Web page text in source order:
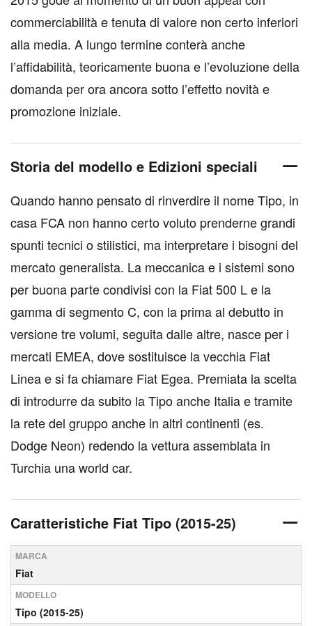
commerciabilità e tenuta di valore non certo inferiori
alla media. A lungo termine conterà anche
l’affidabilità, teoricamente buona e l’evoluzione della
domanda per ora ancora sotto l’effetto novità e
promozione iniziale.
Storia del modello e Edizioni speciali
Quando hanno pensato di rinverdire il nome Tipo, in
casa FCA non hanno certo voluto prenderne grandi
spunti tecnici o stilistici, ma interpretare i bisogni del
mercato generalista. La meccanica e i sistemi sono
per buona parte condivisi con la Fiat 500 L e la
gamma di segmento C, con la prima al debutto in
versione tre volumi, seguita dalle altre, nasce per i
mercati EMEA, dove sostituisce la vecchia Fiat
Linea e si fa chiamare Fiat Egea. Premiata la scelta
di introdurre da subito la Tipo anche Italia e tramite
la rete del gruppo anche in altri continenti (es.
Dodge Neon) redendo la vettura assemblata in
Turchia una world car.
Caratteristiche Fiat Tipo (2015-25)
MARCA
Fiat
MODELLO
Tipo (2015-25)